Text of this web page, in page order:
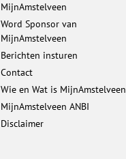
MijnAmstelveen
Word Sponsor van
MijnAmstelveen
Berichten insturen
Contact
Wie en Wat is MijnAmstelveen
MijnAmstelveen ANBI
Disclaimer